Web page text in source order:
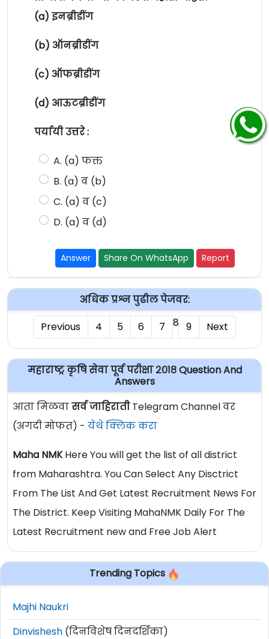
(a) इनब्रीडींग
(b) ऑनब्रीडींग
(c) ऑफब्रीडींग
(d) आऊटब्रीडींग
पर्यायी उत्तरे :
A. (a) फक्त
B. (a) व (b)
C. (a) व (c)
D. (a) व (d)
Answer Share On WhatsApp Report
अधिक प्रश्न पुढील पेजवर:
Previous
4 5 6 7 8 9 Next
महाराष्ट्र कृषि सेवा पूर्व परीक्षा २०१८ Question And
Answers
आता मिळवासर्व जाहिरातीTelegram Channel वर
(अगदी मोफत) - येथे क्लिक करा
Maha NMKHere You will get the list of all district
from Maharashtra. You Can Select Any Disctrict
From The List And Get Latest Recruitment News For
The District. Keep Visiting MahaNMK Daily For The
Latest Recruitment new and Free Job Alert
Trending Topics
Majhi Naukri
Dinvishesh (दिनविशेष दिनदर्शिका)